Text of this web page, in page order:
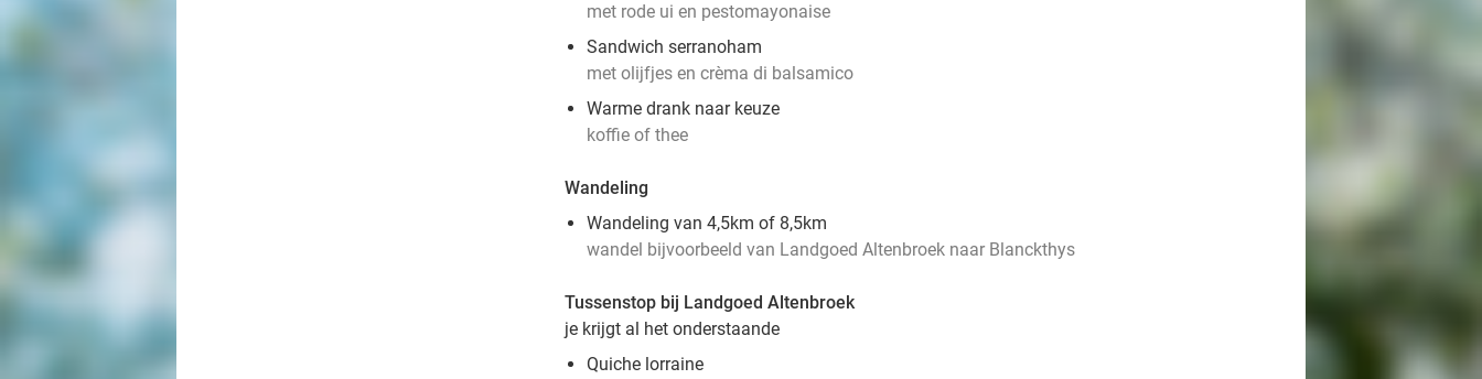
met rode ui en pestomayonaise
Sandwich serranoham
met olijfjes en crèma di balsamico
Warme drank naar keuze
koffie of thee
Wandeling
Wandeling van 4,5km of 8,5km
wandel bijvoorbeeld van Landgoed Altenbroek naar Blanckthys
Tussenstop bij Landgoed Altenbroek
je krijgt al het onderstaande
Quiche lorraine